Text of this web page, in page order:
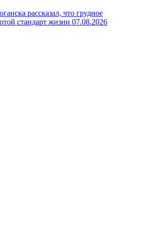
рассказал, что грудное
стандарт жизни 07.08.2026